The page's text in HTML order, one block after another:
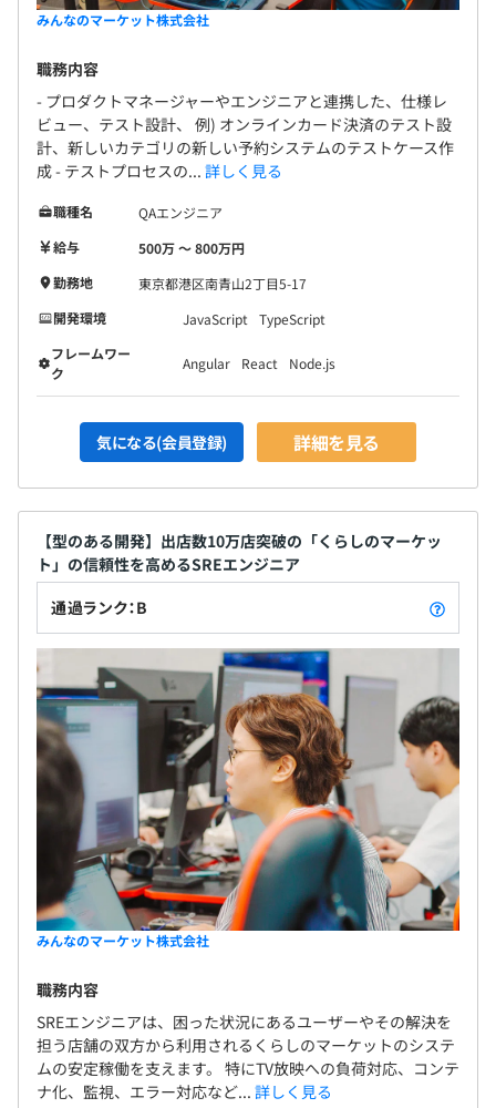
みんなのマーケット株式会社
職務内容
- プロダクトマネージャーやエンジニアと連携した、仕様レ
ビュー、テスト設計、 例) オンラインカード決済のテスト設
計、新しいカテゴリの新しい予約システムのテストケース作
成 - テストプロセスの... 詳しく見る
職種名
QAエンジニア
給与
500万 〜 800万円
勤務地
東京都港区南青山2丁目5-17
開発環境
JavaScript
TypeScript
フレームワー
ク
Angular React Node.js
気になる(会員登録) 詳細を見る
【型のある開発】出店数10万店突破の「くらしのマーケッ
ト」の信頼性を高めるSREエンジニア
通過ランク：B
みんなのマーケット株式会社
職務内容
SREエンジニアは、困った状況にあるユーザーやその解決を
担う店舗の双方から利用されるくらしのマーケットのシステ
ムの安定稼働を支えます。 特にTV放映への負荷対応、コンテ
ナ化、監視、エラー対応など... 詳しく見る